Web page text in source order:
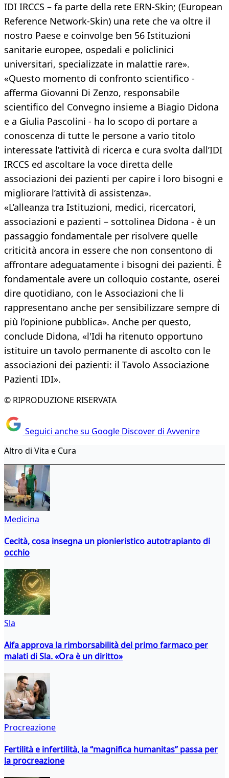
IDI IRCCS – fa parte della rete ERN-Skin; (European
Reference Network-Skin) una rete che va oltre il
nostro Paese e coinvolge ben 56 Istituzioni
sanitarie europee, ospedali e policlinici
universitari, specializzate in malattie rare».
«Questo momento di confronto scientifico -
afferma Giovanni Di Zenzo, responsabile
scientifico del Convegno insieme a Biagio Didona
e a Giulia Pascolini - ha lo scopo di portare a
conoscenza di tutte le persone a vario titolo
interessate l’attività di ricerca e cura svolta dall’IDI
IRCCS ed ascoltare la voce diretta delle
associazioni dei pazienti per capire i loro bisogni e
migliorare l’attività di assistenza».
«L’alleanza tra Istituzioni, medici, ricercatori,
associazioni e pazienti – sottolinea Didona - è un
passaggio fondamentale per risolvere quelle
criticità ancora in essere che non consentono di
affrontare adeguatamente i bisogni dei pazienti. È
fondamentale avere un colloquio costante, oserei
dire quotidiano, con le Associazioni che li
rappresentano anche per sensibilizzare sempre di
più l’opinione pubblica». Anche per questo,
conclude Didona, «l'Idi ha ritenuto opportuno
istituire un tavolo permanente di ascolto con le
associazioni dei pazienti: il Tavolo Associazione
Pazienti IDI».
© RIPRODUZIONE RISERVATA
Seguici anche su Google Discover di Avvenire
Altro di Vita e Cura
Medicina
Cecità, cosa insegna un pionieristico autotrapianto di
occhio
Sla
Aifa approva la rimborsabilità del primo farmaco per
malati di Sla. «Ora è un diritto»
Procreazione
Fertilità e infertilità, la “magnifica humanitas” passa per
la procreazione